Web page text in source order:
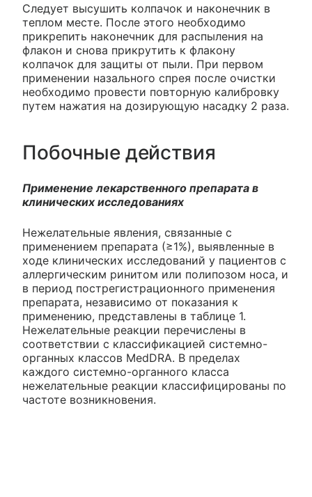
Следует высушить колпачок и наконечник в
теплом месте. После этого необходимо
прикрепить наконечник для распыления на
флакон и снова прикрутить к флакону
колпачок для защиты от пыли. При первом
применении назального спрея после очистки
необходимо провести повторную калибровку
путем нажатия на дозирующую насадку 2 раза.
Побочные действия
Применение лекарственного препарата в
клинических исследованиях
Нежелательные явления, связанные с
применением препарата (≥1%), выявленные в
ходе клинических исследований у пациентов с
аллергическим ринитом или полипозом носа, и
в период пострегистрационного применения
препарата, независимо от показания к
применению, представлены в таблице 1.
Нежелательные реакции перечислены в
соответствии с классификацией системно-
органных классов MedDRA. В пределах
каждого системно-органного класса
нежелательные реакции классифицированы по
частоте возникновения.